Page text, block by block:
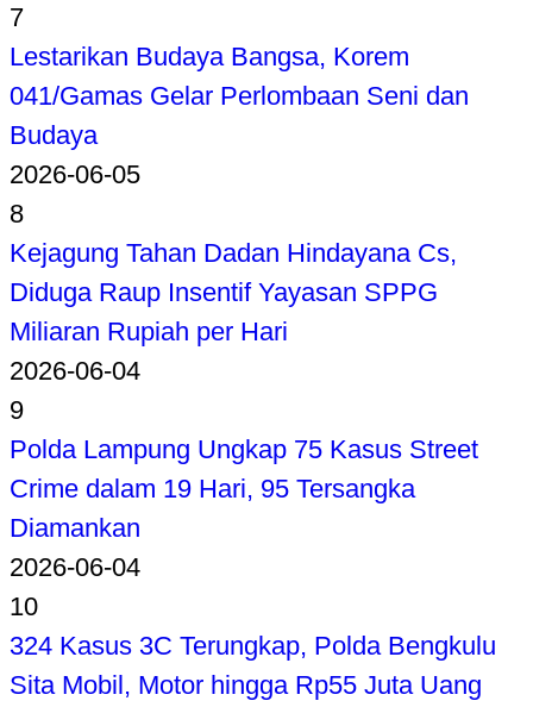
7
Lestarikan Budaya Bangsa, Korem
041/Gamas Gelar Perlombaan Seni dan
Budaya
2026-06-05
8
Kejagung Tahan Dadan Hindayana Cs,
Diduga Raup Insentif Yayasan SPPG
Miliaran Rupiah per Hari
2026-06-04
9
Polda Lampung Ungkap 75 Kasus Street
Crime dalam 19 Hari, 95 Tersangka
Diamankan
2026-06-04
10
324 Kasus 3C Terungkap, Polda Bengkulu
Sita Mobil, Motor hingga Rp55 Juta Uang